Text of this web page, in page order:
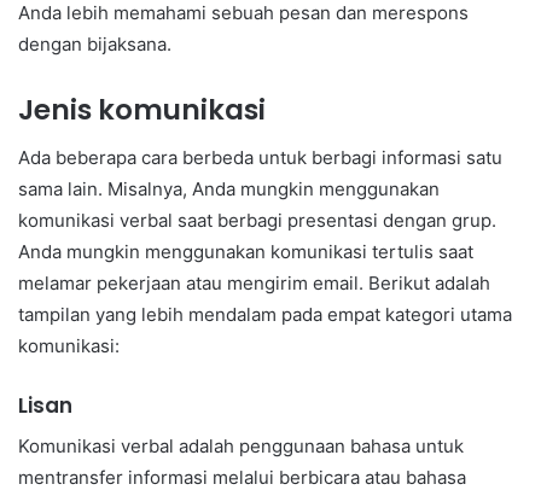
Anda lebih memahami sebuah pesan dan merespons
dengan bijaksana.
Jenis komunikasi
Ada beberapa cara berbeda untuk berbagi informasi satu
sama lain. Misalnya, Anda mungkin menggunakan
komunikasi verbal saat berbagi presentasi dengan grup.
Anda mungkin menggunakan komunikasi tertulis saat
melamar pekerjaan atau mengirim email. Berikut adalah
tampilan yang lebih mendalam pada empat kategori utama
komunikasi:
Lisan
Komunikasi verbal adalah penggunaan bahasa untuk
mentransfer informasi melalui berbicara atau bahasa